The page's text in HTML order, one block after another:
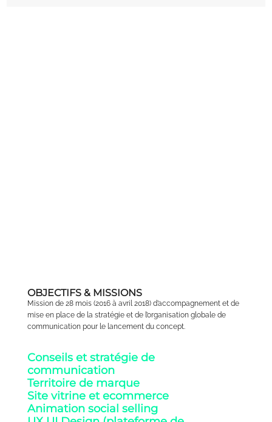
OBJECTIFS & MISSIONS
Mission de 28 mois (2016 à avril 2018) d’accompagnement et de
mise en place de la stratégie et de l’organisation globale de
communication pour le lancement du concept.
Conseils et stratégie de
communication
Territoire de marque
Site vitrine et ecommerce
Animation social selling